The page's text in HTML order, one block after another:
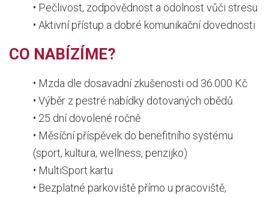
• Pečlivost, zodpovědnost a odolnost vůči stresu
• Aktivní přístup a dobré komunikační dovednosti
CO NABÍZÍME?
• Mzda dle dosavadní zkušenosti od 36.000 Kč
• Výběr z pestré nabídky dotovaných obědů
• 25 dní dovolené ročně
• Měsíční příspěvek do benefitního systému
(sport, kultura, wellness, penzijko)
• MultiSport kartu
• Bezplatné parkoviště přímo u pracoviště,